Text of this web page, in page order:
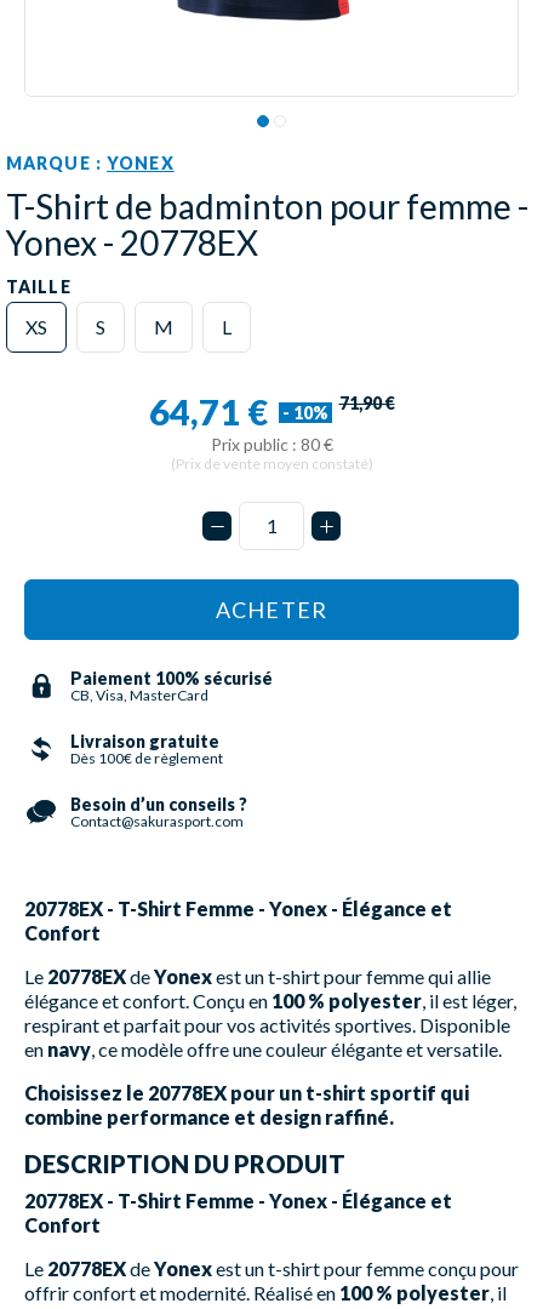
MARQUE :YONEX
T-Shirt de badminton pour femme -
Yonex - 20778EX
TAILLE
XS S M L
64,71 € - 10% 71,90 €
Prix public : 80 €
(Prix de vente moyen constaté)
ACHETER
Paiement 100% sécurisé
CB, Visa, MasterCard
Livraison gratuite
Dès 100€ de règlement
Besoin d’un conseils ?
Contact@sakurasport.com
20778EX - T-Shirt Femme - Yonex - Élégance et
Confort
Le 20778EXdeYonexest un t-shirt pour femme qui allie
élégance et confort. Conçu en 100 % polyester , il est léger,
respirant et parfait pour vos activités sportives. Disponible
en navy , ce modèle offre une couleur élégante et versatile.
Choisissez le 20778EX pour un t-shirt sportif qui
combine performance et design raffiné.
DESCRIPTION DU PRODUIT
20778EX - T-Shirt Femme - Yonex - Élégance et
Confort
Le 20778EXdeYonexest un t-shirt pour femme conçu pour
offrir confort et modernité. Réalisé en 100 % polyester , il